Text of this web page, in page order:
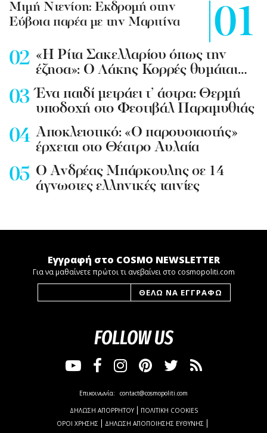
Mιμή Ντενίση: Εκδρομή στην
Εύβοια παρέα με την Μαριτίνα
«Η Ρίτα Σακελλαρίου όπως την
έζησα»: Ο Λάκης Κορρές θυμάται…
Ένα παιδί μετράει τ’ άστρα: Θερμή
υποδοχή στο Φεστιβάλ Παραμυθιάς
Aποκλειστικό: «Ο παρουσιαστής»
έρχεται στο Θέατρο Αυλαία
Ο Ανδρέας Μπάρκουλης σε 14
άγνωστες ελληνικές ταινίες
Εγγραφή στο COSMO NEWSLETTER
Για να μαθαίνετε πρώτοι τι ανεβαίνει στο cosmopoliti.com
FOLLOW US
Επικοινωνία: contact@cosmopoliti.com
ΔΗΛΩΣΗ ΑΠΟΡΡΗΤΟΥ
ΠΟΛΙΤΙΚΗ COOKIES
ΟΡΟΙ ΧΡΗΣΗΣ
ΔΗΛΩΣΗ ΑΠΟΠΟΙΗΣΗΣ ΕΥΘΥΝΗΣ